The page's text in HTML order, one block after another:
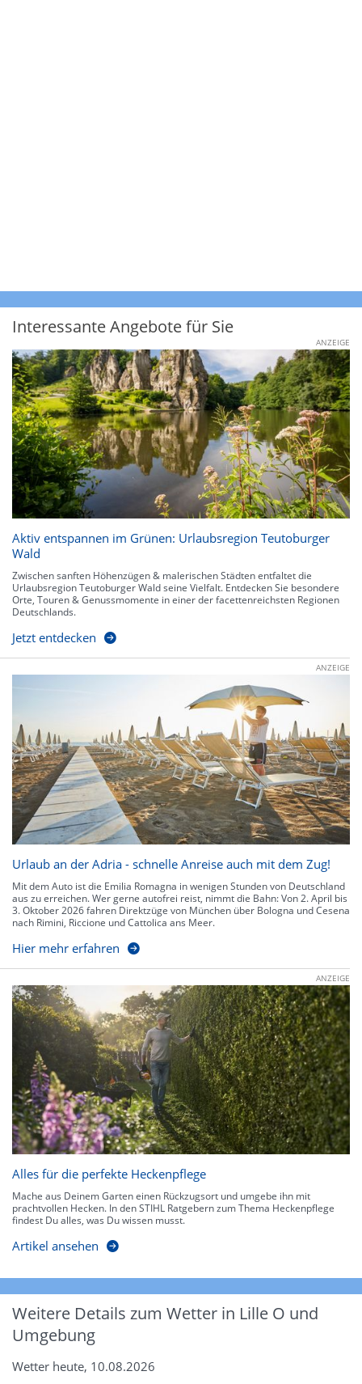
Interessante Angebote für Sie
ANZEIGE
Aktiv entspannen im Grünen: Urlaubsregion Teutoburger
Wald
Zwischen sanften Höhenzügen & malerischen Städten entfaltet die
Urlaubsregion Teutoburger Wald seine Vielfalt. Entdecken Sie besondere
Orte, Touren & Genussmomente in einer der facettenreichsten Regionen
Deutschlands.
Jetzt entdecken
ANZEIGE
Urlaub an der Adria - schnelle Anreise auch mit dem Zug!
Mit dem Auto ist die Emilia Romagna in wenigen Stunden von Deutschland
aus zu erreichen. Wer gerne autofrei reist, nimmt die Bahn: Von 2. April bis
3. Oktober 2026 fahren Direktzüge von München über Bologna und Cesena
nach Rimini, Riccione und Cattolica ans Meer.
Hier mehr erfahren
ANZEIGE
Alles für die perfekte Heckenpflege
Mache aus Deinem Garten einen Rückzugsort und umgebe ihn mit
prachtvollen Hecken. In den STIHL Ratgebern zum Thema Heckenpflege
findest Du alles, was Du wissen musst.
Artikel ansehen
Weitere Details zum Wetter in Lille O und
Umgebung
Wetter heute, 10.08.2026